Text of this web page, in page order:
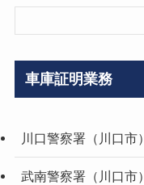
車庫証明業務
川口警察署（川口市）
武南警察署（川口市）